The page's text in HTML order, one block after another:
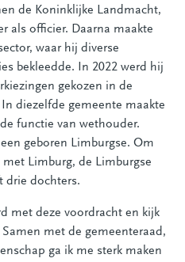
de Koninklijke Landmacht,
als officier. Daarna maakte
waar hij diverse
bekleedde. In 2022 werd hij
gekozen in de
diezelfde gemeente maakte
functie van wethouder.
geboren Limburgse. Om
Limburg, de Limburgse
drie dochters.
met deze voordracht en kijk
met de gemeenteraad,
ga ik me sterk maken